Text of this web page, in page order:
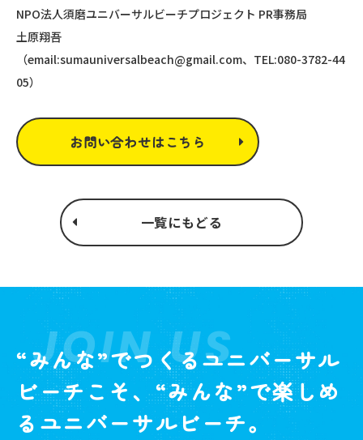
NPO法人須磨ユニバーサルビーチプロジェクト PR事務局
土原翔吾
（email:sumauniversalbeach@gmail.com、TEL:080-3782-44
05）
お問い合わせはこちら
一覧にもどる
JOIN US
“みんな”でつくるユニバーサル
ビーチこそ、“みんな”で楽しめ
るユニバーサルビーチ。